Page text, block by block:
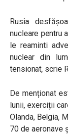
Rusia
nucleare pentru
le reaminti
nuclear din
tensionat, scrie
De menționat
lunii, exerciții
Olanda, Belgia,
70 de aeronave